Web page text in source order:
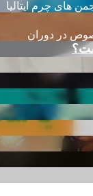
در دوران